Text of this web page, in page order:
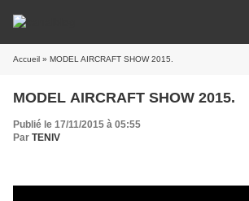
Accueil » MODEL AIRCRAFT SHOW 2015.
MODEL AIRCRAFT SHOW 2015.
Publié le 17/11/2015 à 05:55
Par TENIV